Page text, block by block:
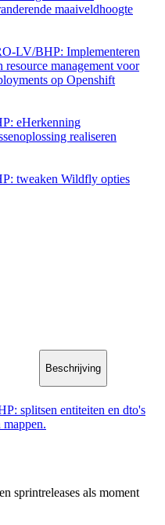
maaiveldhoogte
LV/BHP: Implementeren
resource management voor
op Openshift
eHerkenning
realiseren
tweaken Wildfly opties
Beschrijving
splitsen entiteiten en dto's
mappen.
sprintreleases als moment